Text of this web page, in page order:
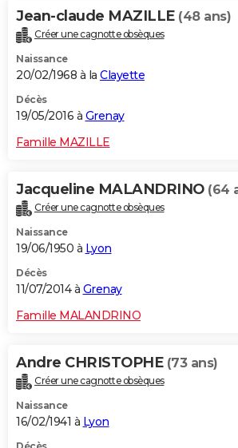
Jean-claude MAZILLE (48 ans)
Créer une cagnotte obsèques
Naissance
20/02/1968 à la Clayette
Décès
19/05/2016 à Grenay
Famille MAZILLE
Jacqueline MALANDRINO (64
Créer une cagnotte obsèques
Naissance
19/06/1950 à Lyon
Décès
11/07/2014 à Grenay
Famille MALANDRINO
Andre CHRISTOPHE (73 ans)
Créer une cagnotte obsèques
Naissance
16/02/1941 à Lyon
Décès